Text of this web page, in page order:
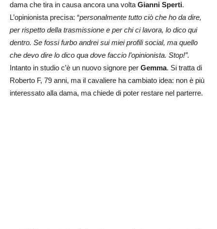
dama che tira in causa ancora una voltaGianni Sperti.
L’opinionista precisa: “personalmente tutto ciò che ho da dire,
per rispetto della trasmissione e per chi ci lavora, lo dico qui
dentro. Se fossi furbo andrei sui miei profili social, ma quello
che devo dire lo dico qua dove faccio l’opinionista. Stop!”.
Intanto in studio c’è un nuovo signore per Gemma. Si tratta di
Roberto F, 79 anni, ma il cavaliere ha cambiato idea: non è più
interessato alla dama, ma chiede di poter restare nel parterre.